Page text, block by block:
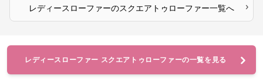
レディースローファーのスクエアトゥローファー一覧へ ›
レディースローファー スクエアトゥローファーの一覧を見る